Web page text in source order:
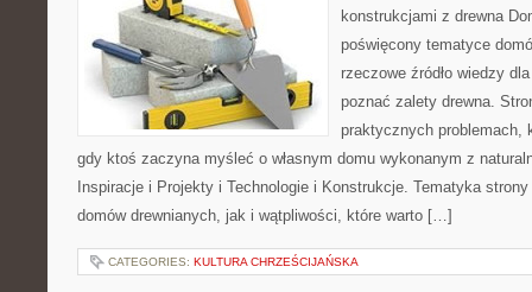
konstrukcjami z drewna
poświęcony tematyce
rzeczowe źródło wiedzy
poznać zalety drewna.
praktycznych problemach,
gdy ktoś zaczyna myśleć o własnym domu wykonanym z
Inspiracje i Projekty i Technologie i Konstrukcje. Tematyka
domów drewnianych, jak i wątpliwości, które warto […]
CATEGORIES: KULTURA CHRZEŚCIJAŃSKA